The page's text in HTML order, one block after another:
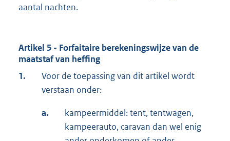
aantal nachten.
Artikel 5 - Forfaitaire berekeningswijze van de
maatstaf van heffing
1.
Voor de toepassing van dit artikel wordt
verstaan onder:
a.
kampeermiddel: tent, tentwagen,
kampeerauto, caravan dan wel enig